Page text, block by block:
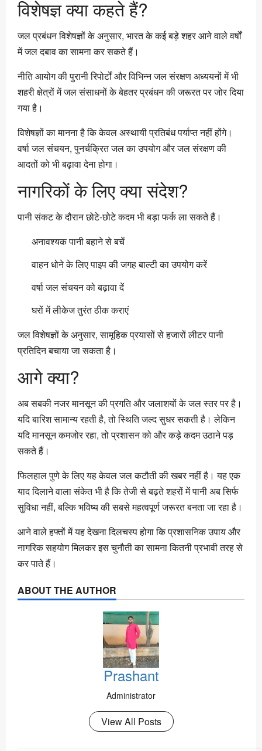
विशेषज्ञ क्या कहते हैं?
जल प्रबंधन विशेषज्ञों के अनुसार, भारत के कई बड़े शहर आने वाले वर्षों
में जल दबाव का सामना कर सकते हैं।
नीति आयोग की पुरानी रिपोर्टों और विभिन्न जल संरक्षण अध्ययनों में भी
शहरी क्षेत्रों में जल संसाधनों के बेहतर प्रबंधन की जरूरत पर जोर दिया
गया है।
विशेषज्ञों का मानना है कि केवल अस्थायी प्रतिबंध पर्याप्त नहीं होंगे।
वर्षा जल संचयन, पुनर्चक्रित जल का उपयोग और जल संरक्षण की
आदतों को भी बढ़ावा देना होगा।
नागरिकों के लिए क्या संदेश?
पानी संकट के दौरान छोटे-छोटे कदम भी बड़ा फर्क ला सकते हैं।
अनावश्यक पानी बहाने से बचें
वाहन धोने के लिए पाइप की जगह बाल्टी का उपयोग करें
वर्षा जल संचयन को बढ़ावा दें
घरों में लीकेज तुरंत ठीक कराएं
जल विशेषज्ञों के अनुसार, सामूहिक प्रयासों से हजारों लीटर पानी
प्रतिदिन बचाया जा सकता है।
आगे क्या?
अब सबकी नजर मानसून की प्रगति और जलाशयों के जल स्तर पर है।
यदि बारिश सामान्य रहती है, तो स्थिति जल्द सुधर सकती है। लेकिन
यदि मानसून कमजोर रहा, तो प्रशासन को और कड़े कदम उठाने पड़
सकते हैं।
फिलहाल पुणे के लिए यह केवल जल कटौती की खबर नहीं है। यह एक
याद दिलाने वाला संकेत भी है कि तेजी से बढ़ते शहरों में पानी अब सिर्फ
सुविधा नहीं, बल्कि भविष्य की सबसे महत्वपूर्ण जरूरत बनता जा रहा है।
आने वाले हफ्तों में यह देखना दिलचस्प होगा कि प्रशासनिक उपाय और
नागरिक सहयोग मिलकर इस चुनौती का सामना कितनी प्रभावी तरह से
कर पाते हैं।
ABOUT THE AUTHOR
Prashant
Administrator
View All Posts